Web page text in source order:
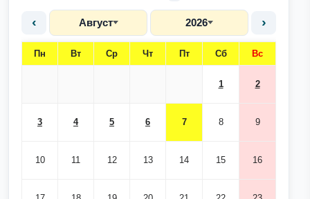
‹ Август 2026 ›
Пн Вт Ср Чт Пт Сб Вс
1 2
3 4 5 6 7 8 9
10 11 12 13 14 15 16